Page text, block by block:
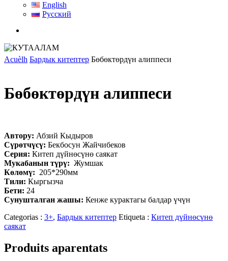
English
Русский
Acuèlh Бардык китептер Бөбөктөрдүн алиппеси
Бөбөктөрдүн алиппеси
Автору: Абзий Кыдыров
Сүрөтчүсү: Бекбосун Жайчибеков
Серия: Китеп дүйнөсүнө саякат
Мукабанын түрү: Жумшак
Көлөмү: 205*290мм
Тили: Кыргызча
Бети: 24
Сунушталган жашы: Кенже курактагы балдар үчүн
Categorias : 3+, Бардык китептер Etiqueta : Китеп дүйнөсүнө
саякат
Produits aparentats